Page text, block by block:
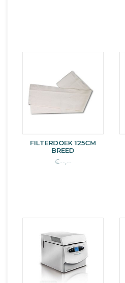
FILTERDOEK 125CM
BREED
€--,--